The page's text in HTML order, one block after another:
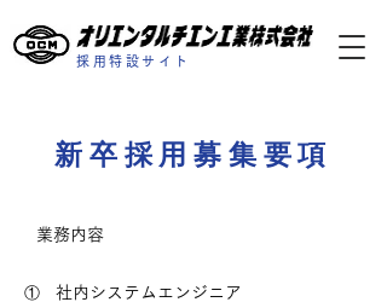
採用特設サイト
​新卒採用募集要項
業務内容
① 社内システムエンジニア